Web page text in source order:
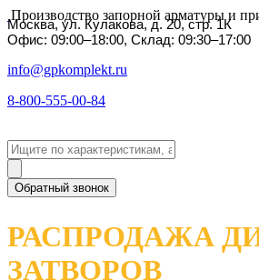
Производство запорной арматуры и
Москва, ул. Кулакова, д. 20, стр. 1К
Офис: 09:00–18:00, Склад: 09:30–17:00
info@gpkomplekt.ru
8-800-555-00-84
Обратный звонок
РАСПРОДАЖА
ЗАТВОРОВ